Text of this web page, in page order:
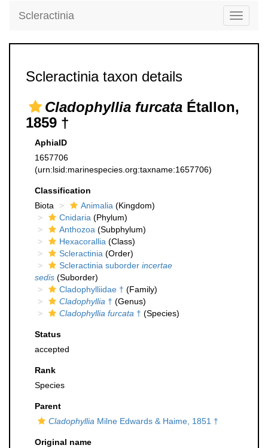
Toggle
Scleractinia
Scleractinia taxon details
Cladophyllia furcata Étallon,
1859 †
AphiaID
1657706
(urn:lsid:marinespecies.org:taxname:1657706)
Classification
Biota
Animalia (Kingdom)
Cnidaria (Phylum)
Anthozoa (Subphylum)
Hexacorallia (Class)
Scleractinia (Order)
Scleractinia suborder incertae
sedis (Suborder)
Cladophylliidae † (Family)
Cladophyllia † (Genus)
Cladophyllia furcata † (Species)
Status
accepted
Rank
Species
Parent
Cladophyllia Milne Edwards & Haime, 1851 †
Original name